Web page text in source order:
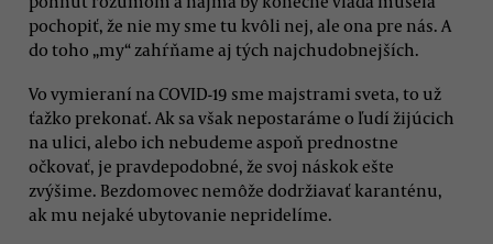
pochopiť, že nie my sme tu kvôli nej, ale ona pre nás. A
do toho „my“ zahŕňame aj tých najchudobnejších.
Vo vymieraní na COVID-19 sme majstrami sveta, to už
ťažko prekonať. Ak sa však nepostaráme o ľudí žijúcich
na ulici, alebo ich nebudeme aspoň prednostne
očkovať, je pravdepodobné, že svoj náskok ešte
zvýšime. Bezdomovec nemôže dodržiavať karanténu,
ak mu nejaké ubytovanie nepridelíme.